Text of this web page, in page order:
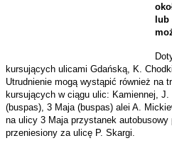
lub
kursujących ulicami Gdańską, K.
Utrudnienie mogą wystąpić również na
kursujących w ciągu ulic: Kamiennej,
(buspas), 3 Maja (buspas) alei A.
na ulicy 3 Maja przystanek
przeniesiony za ulicę P. Skargi.